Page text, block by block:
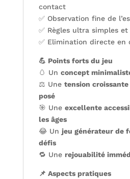
contact
✅ Observation fine de
✅ Règles ultra simples
✅ Elimination directe en
💪 Points forts du jeu
🥚 Un concept
⚖️ Une tension
posé
🎯 Une excellente
les âges
😂 Un jeu générateur de
défis
🔁 Une rejouabilité
📌 Aspects pratiques